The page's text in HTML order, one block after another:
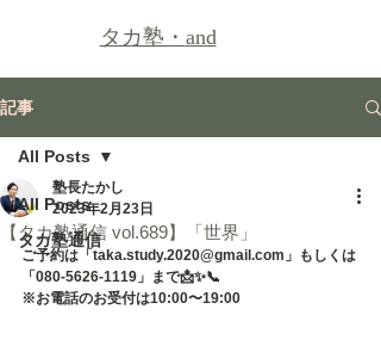
タカ塾・and
記事
All Posts
タカ塾通信
All Posts
【タカ塾通信 vol.689】「世界」
塾長たかし
2023年2月23日
ご予約は「taka.study.2020@gmail.com」もしくは
「080-5626-1119」まで📩✨📞
※お電話のお受付は10:00〜19:00